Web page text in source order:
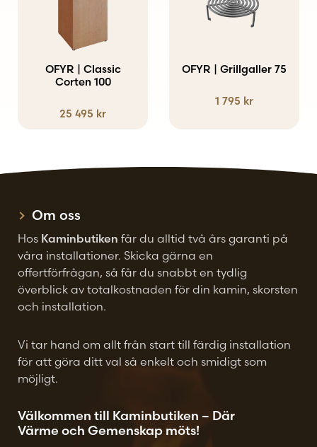
OFYR | Classic
Corten 100
25 495 kr
OFYR | Grillgaller 75
1 795 kr
Om oss
Hos Kaminbutiken får du alltid två års garanti på
våra installationer. Skicka gärna en
offertförfrågan, så får du snabbt en tydlig
överblick av totalkostnaden för din kamin, skorsten
och installation.
Vi tar hand om allt från start till färdig installation
för att göra ditt val så enkelt och smidigt som
möjligt.
Välkommen till Kaminbutiken – Där
Värme och Gemenskap möts!